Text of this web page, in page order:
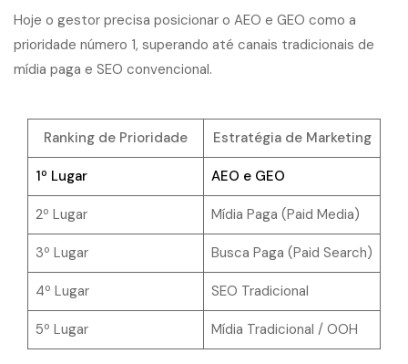
Hoje o gestor precisa posicionar o AEO e GEO como a
prioridade número 1, superando até canais tradicionais de
mídia paga e SEO convencional.
Ranking de Prioridade Estratégia de Marketing
1º Lugar AEO e GEO
2º Lugar Mídia Paga (Paid Media)
3º Lugar Busca Paga (Paid Search)
4º Lugar SEO Tradicional
5º Lugar Mídia Tradicional / OOH